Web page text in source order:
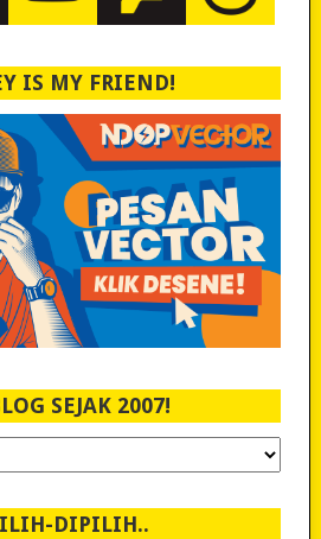
IS MY FRIEND!
SEJAK 2007!
DIPILIH..